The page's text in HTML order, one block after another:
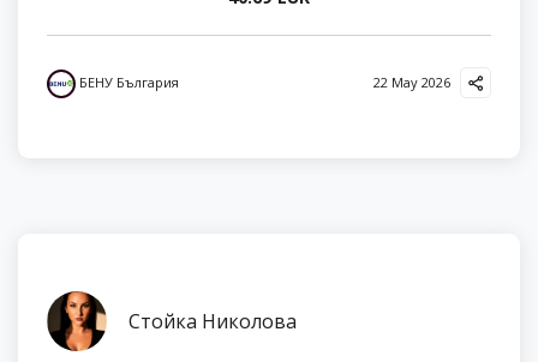
БЕНУ България 22 May 2026
Стойка Николова